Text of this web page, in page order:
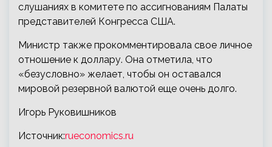
слушаниях в комитете по ассигнованиям Палаты
представителей Конгресса США.
Министр также прокомментировала свое личное
отношение к доллару. Она отметила, что
«безусловно» желает, чтобы он оставался
мировой резервной валютой еще очень долго.
Игорь Руковишников
Источник:rueconomics.ru